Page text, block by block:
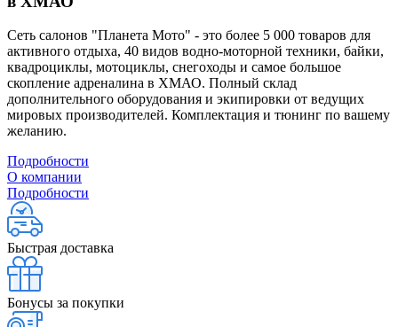
Сеть салонов "Планета Мото" - это более 5 000 товаров для
активного отдыха, 40 видов водно-моторной техники, байки,
квадроциклы, мотоциклы, снегоходы и самое большое
скопление адреналина в ХМАО. Полный склад
дополнительного оборудования и экипировки от ведущих
мировых производителей. Комплектация и тюнинг по вашему
желанию.
Подробности
О компании
Подробности
Быстрая доставка
Бонусы за покупки